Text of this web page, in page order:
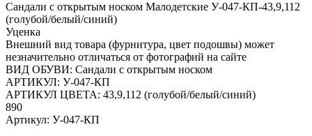
Сандали с открытым носком Малодетские У-047-КП-43,9,112
(голубой/белый/синий)
Уценка
Внешний вид товара (фурнитура, цвет подошвы) может
незначительно отличаться от фотографий на сайте
ВИД ОБУВИ: Сандали с открытым носком
АРТИКУЛ: У-047-КП
АРТИКУЛ ЦВЕТА: 43,9,112 (голубой/белый/синий)
890
Артикул: У-047-КП